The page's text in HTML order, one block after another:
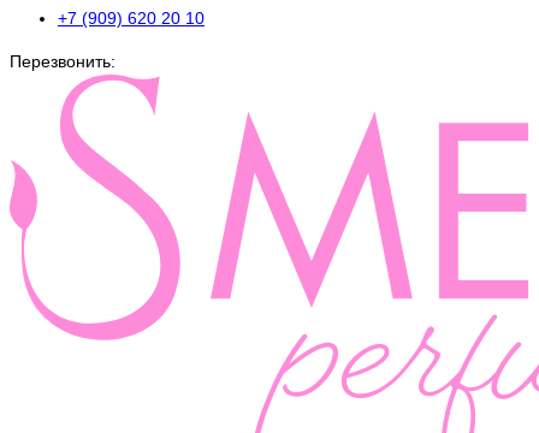
+7 (909) 620 20 10
Перезвонить: